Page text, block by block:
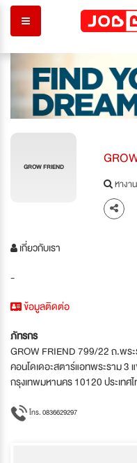
GROW FRIEND
หางาน
เกี่ยวกับเรา
-
ข้อมูลติดต่อ
ภัทรกร
GROW FRIEND 799/22 ถ.พร
คอนโดเดอะสตาร์แอทพระราม 3
กรุงเทพมหานคร 10120 ประเทศ
โทร. 0836629297